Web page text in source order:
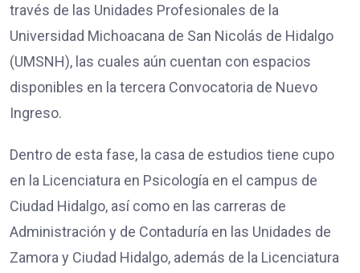
través de las Unidades Profesionales de la
Universidad Michoacana de San Nicolás de Hidalgo
(UMSNH), las cuales aún cuentan con espacios
disponibles en la tercera Convocatoria de Nuevo
Ingreso.
Dentro de esta fase, la casa de estudios tiene cupo
en la Licenciatura en Psicología en el campus de
Ciudad Hidalgo, así como en las carreras de
Administración y de Contaduría en las Unidades de
Zamora y Ciudad Hidalgo, además de la Licenciatura